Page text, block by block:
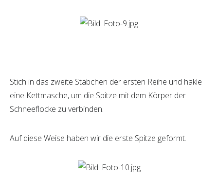
Stich in das zweite Stäbchen der ersten Reihe und häkle
eine Kettmasche, um die Spitze mit dem Körper der
Schneeflocke zu verbinden.
Auf diese Weise haben wir die erste Spitze geformt.